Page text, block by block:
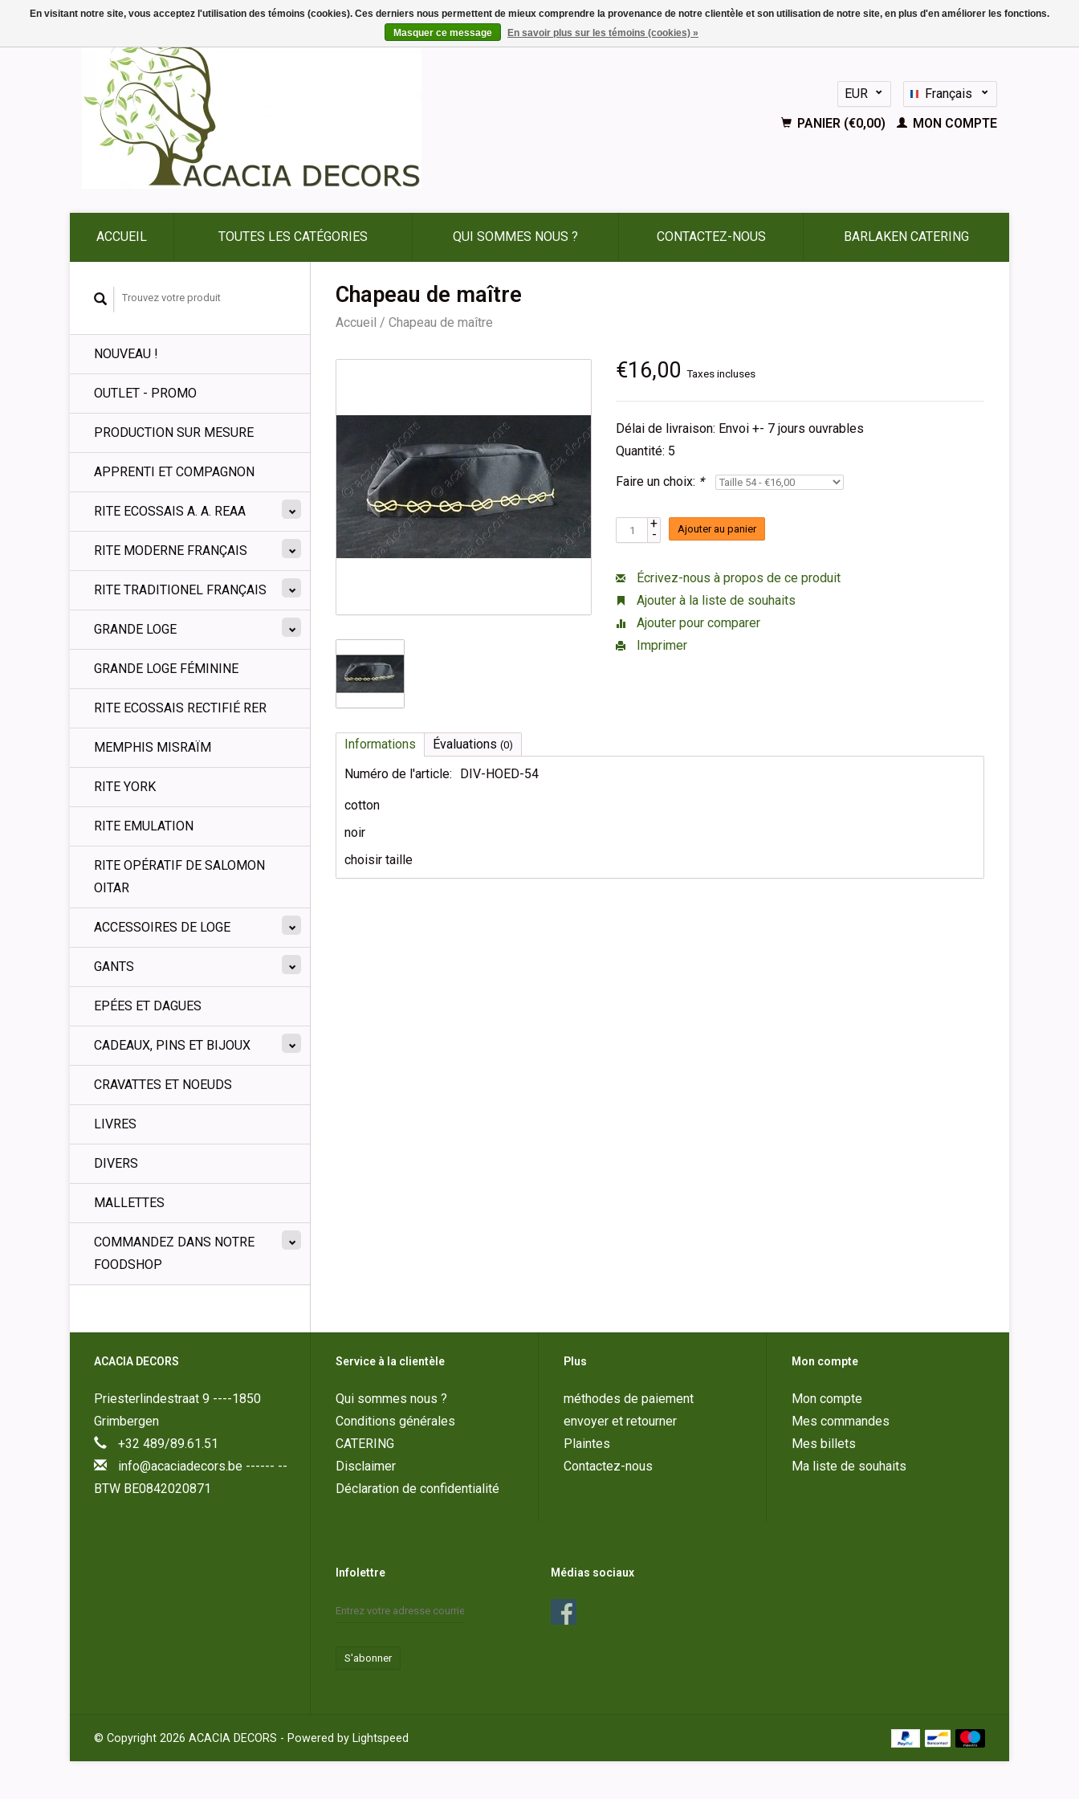
EUR
GBP
Français
Nederlands
Deutsch
PANIER (€0,00) MON COMPTE
ACCUEIL TOUTES LES CATÉGORIES QUI SOMMES NOUS ? CONTACTEZ-NOUS BARLAKEN CATERING
NOUVEAU !
OUTLET - PROMO
PRODUCTION SUR MESURE
APPRENTI ET COMPAGNON
RITE ECOSSAIS A. A. REAA
RITE MODERNE FRANÇAIS
RITE TRADITIONEL FRANÇAIS
GRANDE LOGE
GRANDE LOGE FÉMININE
RITE ECOSSAIS RECTIFIÉ RER
MEMPHIS MISRAÏM
RITE YORK
RITE EMULATION
RITE OPÉRATIF DE SALOMON
OITAR
ACCESSOIRES DE LOGE
GANTS
EPÉES ET DAGUES
CADEAUX, PINS ET BIJOUX
CRAVATTES ET NOEUDS
LIVRES
DIVERS
MALLETTES
COMMANDEZ DANS NOTRE
FOODSHOP
Chapeau de maître
Accueil / Chapeau de maître
€16,00Taxes incluses
Délai de livraison: Envoi +- 7 jours ouvrables
Quantité: 5
Faire un choix: *
+
- Ajouter au panier
Écrivez-nous à propos de ce produit
Ajouter à la liste de souhaits
Ajouter pour comparer
Imprimer
Informations Évaluations (0)
Numéro de l'article: DIV-HOED-54
cotton
noir
choisir taille
ACACIA DECORS
Priesterlindestraat 9 ----1850
Grimbergen
+32 489/89.61.51
info@acaciadecors.be ------ --
BTW BE0842020871
Service à la clientèle
Qui sommes nous ?
Conditions générales
CATERING
Disclaimer
Déclaration de confidentialité
Plus
méthodes de paiement
envoyer et retourner
Plaintes
Contactez-nous
Mon compte
Mon compte
Mes commandes
Mes billets
Ma liste de souhaits
Infolettre
S'abonner
Médias sociaux
© Copyright 2026 ACACIA DECORS - Powered by Lightspeed
En visitant notre site, vous acceptez l'utilisation des témoins (cookies). Ces derniers nous permettent de mieux comprendre la provenance de notre clientèle et son utilisation de notre site, en plus d'en améliorer les fonctions.
Masquer ce message
En savoir plus sur les témoins (cookies) »